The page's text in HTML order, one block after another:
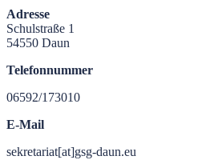
Adresse
Schulstraße 1
54550 Daun
Telefonnummer
06592/173010
E-Mail
sekretariat[at]gsg-daun.eu